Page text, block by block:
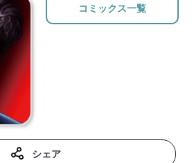
コミックス一覧
シェア